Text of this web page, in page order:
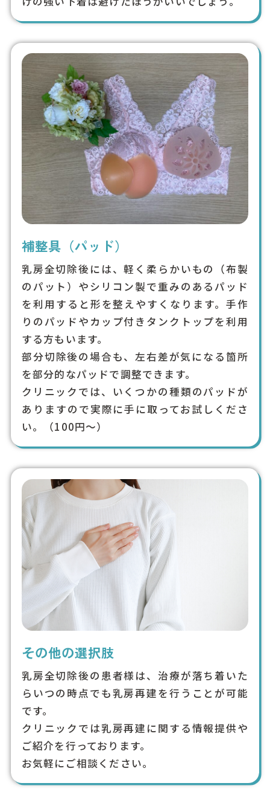
補整具（パッド）
乳房全切除後には、軽く柔らかいもの（布製
のパット）やシリコン製で重みのあるパッド
を利用すると形を整えやすくなります。手作
りのパッドやカップ付きタンクトップを利用
する方もいます。
部分切除後の場合も、左右差が気になる箇所
を部分的なパッドで調整できます。
クリニックでは、いくつかの種類のパッドが
ありますので実際に手に取ってお試しくださ
い。（100円～）
その他の選択肢
乳房全切除後の患者様は、治療が落ち着いた
らいつの時点でも乳房再建を行うことが可能
です。
クリニックでは乳房再建に関する情報提供や
ご紹介を行っております。
お気軽にご相談ください。